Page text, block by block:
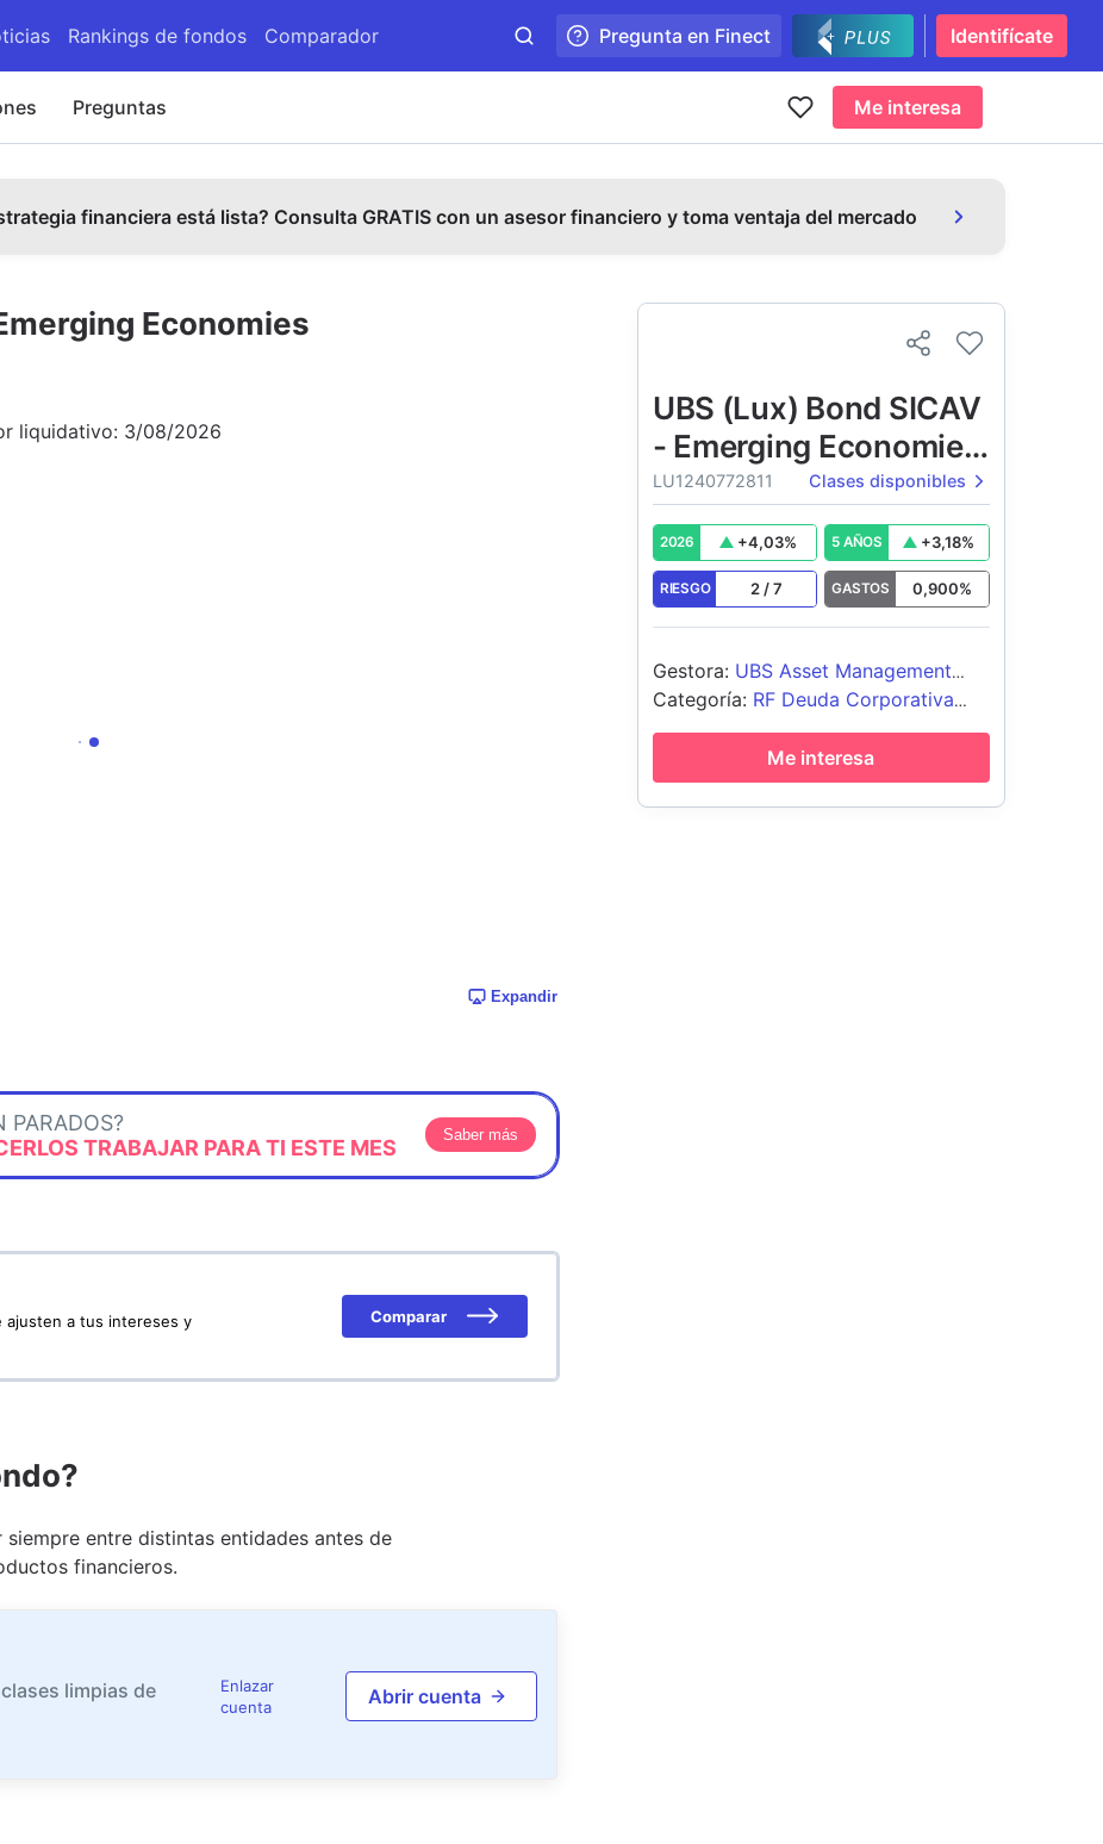
Rankings de fondos Comparador Pregunta en Finect Identifícate
Preguntas Me interesa
financiera está lista? Consulta GRATIS con un asesor financiero y toma ventaja del mercado
Economies
liquidativo: 3/08/2026
Expandir
PARADOS?
TRABAJAR PARA TI ESTE MES
Saber más
ajusten a tus intereses y
Comparar
entre distintas entidades antes de
financieros.
limpias de
Enlazar
cuenta
Abrir cuenta
UBS (Lux) Bond SICAV
- Emerging Economies
Corporates (USD)
LU1240772811 Clases disponibles
2026 +4,03% 5 AÑOS +3,18%
RIESGO 2/7 GASTOS 0,900%
Gestora: UBS Asset Management
(Europe) S.A.
Categoría: RF Deuda Corporativa
Global Emergente
Me interesa